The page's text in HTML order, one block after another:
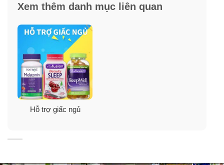
Thành phần viên uống hỗ trợ giấc ngủ
Blackmores Deep Sleep
Thành phần: Magnesium phosphate pentahydrate
(Magnesium 75mg) 363 mg, Ziziphus jujuba var.
spinosa (Ziziphus) extract dry conc. 250 mg equiv. dry
conc. 300 mg equiv. dry root 1.2 g , Humulus
200 mg.
Xem thêm danh mục liên quan
Hỗ trợ giấc ngủ